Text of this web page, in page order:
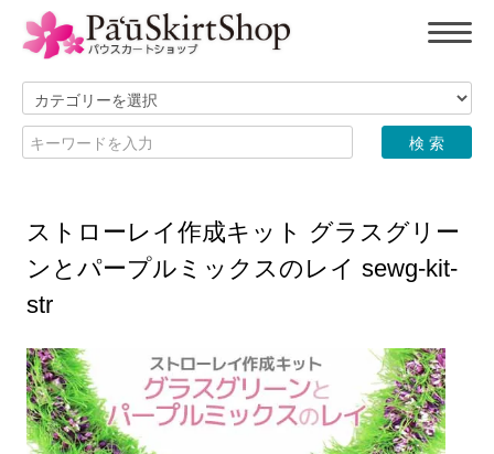
ストローレイ作成キット グラスグリー
ンとパープルミックスのレイ sewg-kit-
str